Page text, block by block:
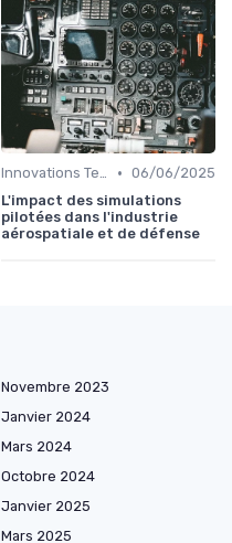
Innovations Technologiques • 06/06/2025
L'impact des simulations
pilotées dans l'industrie
aérospatiale et de défense
Novembre 2023
Janvier 2024
Mars 2024
Octobre 2024
Janvier 2025
Mars 2025